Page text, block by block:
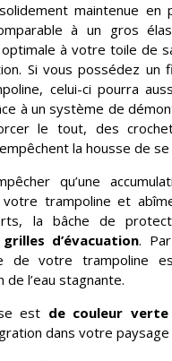
maintenue en
à un gros
à votre toile de
Si vous possédez un
celui-ci pourra
à un système de
le tout, des
la housse de
qu’une
trampoline et
la bâche de
d’évacuation.
de votre trampoline
de l’eau stagnante.
est de couleur verte
dans votre